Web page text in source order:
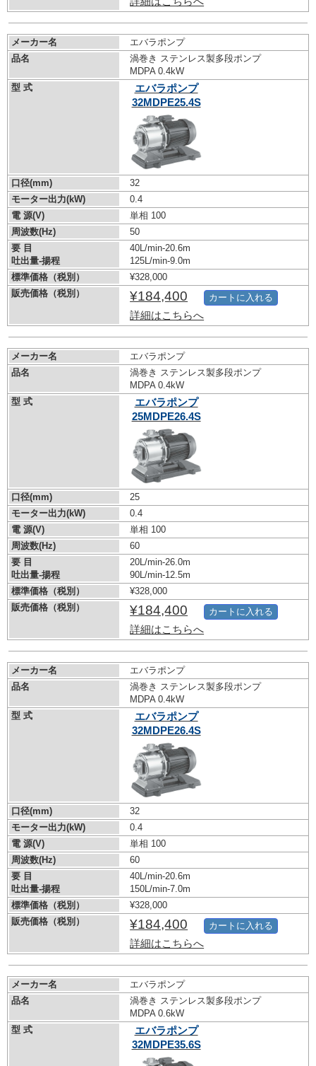
メーカー名
エバラポンプ
品名
渦巻き ステンレス製多段ポンプ
MDPA 0.4kW
型 式
エバラポンプ
32MDPE25.4S
口径(mm)
32
モーター出力(kW)
0.4
電 源(V)
単相 100
周波数(Hz)
50
要 目
吐出量-揚程
40L/min-20.6m
125L/min-9.0m
標準価格（税別）
¥328,000
販売価格（税別）
¥184,400
詳細はこちらへ
カートに入れる
メーカー名
エバラポンプ
品名
渦巻き ステンレス製多段ポンプ
MDPA 0.4kW
型 式
エバラポンプ
25MDPE26.4S
口径(mm)
25
モーター出力(kW)
0.4
電 源(V)
単相 100
周波数(Hz)
60
要 目
吐出量-揚程
20L/min-26.0m
90L/min-12.5m
標準価格（税別）
¥328,000
販売価格（税別）
¥184,400
詳細はこちらへ
カートに入れる
メーカー名
エバラポンプ
品名
渦巻き ステンレス製多段ポンプ
MDPA 0.4kW
型 式
エバラポンプ
32MDPE26.4S
口径(mm)
32
モーター出力(kW)
0.4
電 源(V)
単相 100
周波数(Hz)
60
要 目
吐出量-揚程
40L/min-20.6m
150L/min-7.0m
標準価格（税別）
¥328,000
販売価格（税別）
¥184,400
詳細はこちらへ
カートに入れる
メーカー名
エバラポンプ
品名
渦巻き ステンレス製多段ポンプ
MDPA 0.6kW
型 式
エバラポンプ
32MDPE35.6S